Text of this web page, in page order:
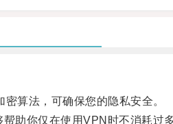
算法，可确保您的隐私安全。
你仅在使用VPN时不消耗过